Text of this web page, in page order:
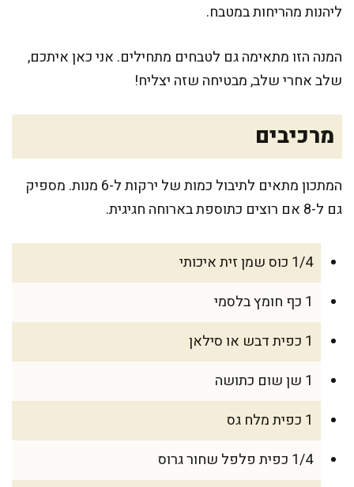
ליהנות מהריחות במטבח.
המנה הזו מתאימה גם לטבחים מתחילים. אני כאן איתכם,
שלב אחרי שלב, מבטיחה שזה יצליח!
מרכיבים
המתכון מתאים לתיבול כמות של ירקות ל-6 מנות. מספיק
גם ל-8 אם רוצים כתוספת בארוחה חגיגית.
1/4 כוס שמן זית איכותי
1 כף חומץ בלסמי
1 כפית דבש או סילאן
1 שן שום כתושה
1 כפית מלח גס
1/4 כפית פלפל שחור גרוס